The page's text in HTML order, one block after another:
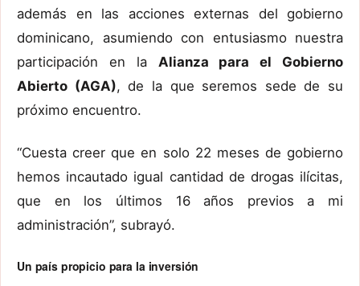
además en las acciones externas del gobierno
dominicano, asumiendo con entusiasmo nuestra
participación en la Alianza para el Gobierno
Abierto (AGA), de la que seremos sede de su
próximo encuentro.
“Cuesta creer que en solo 22 meses de gobierno
hemos incautado igual cantidad de drogas ilícitas,
que en los últimos 16 años previos a mi
administración”, subrayó.
Un país propicio para la inversión